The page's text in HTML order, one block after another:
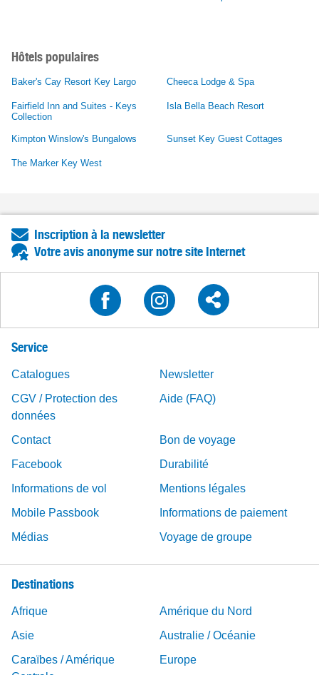
Hôtels populaires
Baker's Cay Resort Key Largo Cheeca Lodge & Spa
Fairfield Inn and Suites - Keys
Collection
Isla Bella Beach Resort
Kimpton Winslow's Bungalows Sunset Key Guest Cottages
The Marker Key West
Inscription à la newsletter
Votre avis anonyme sur notre site Internet
Service
Catalogues
Newsletter
CGV / Protection des
données
Aide (FAQ)
Contact
Bon de voyage
Facebook
Durabilité
Informations de vol
Mentions légales
Mobile Passbook
Informations de paiement
Médias
Voyage de groupe
Destinations
Afrique
Amérique du Nord
Asie
Australie / Océanie
Caraïbes / Amérique
Europe